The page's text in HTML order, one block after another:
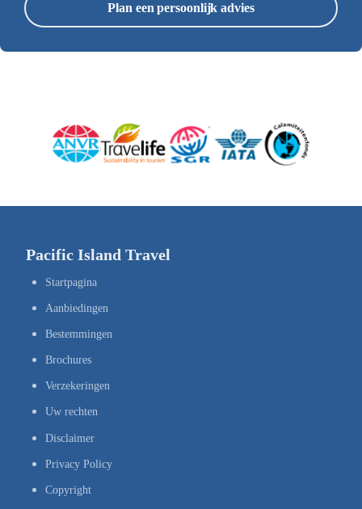
Plan een persoonlijk advies
Pacific Island Travel
Startpagina
Aanbiedingen
Bestemmingen
Brochures
Verzekeringen
Uw rechten
Disclaimer
Privacy Policy
Copyright